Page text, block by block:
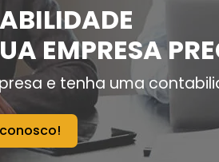
EMPRESA
e tenha uma